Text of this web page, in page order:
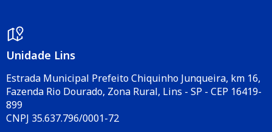
Unidade Lins
Estrada Municipal Prefeito Chiquinho Junqueira, km 16,
Fazenda Rio Dourado, Zona Rural, Lins - SP - CEP 16419-
899
CNPJ 35.637.796/0001-72